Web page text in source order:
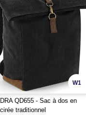
W1
QD655 - Sac à dos en
traditionnel